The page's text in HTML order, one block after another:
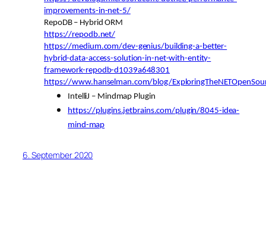
improvements-in-net-5/
RepoDB – Hybrid ORM
https://repodb.net/
https://medium.com/dev-genius/building-a-better-
hybrid-data-access-solution-in-net-with-entity-
framework-repodb-d1039a648301
https://www.hanselman.com/blog/
IntelliJ – Mindmap Plugin
https://plugins.jetbrains.com/plugin/8045-idea-
mind-map
6. September 2020